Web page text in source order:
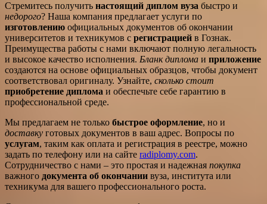
Стремитесь получить настоящий диплом вуза быстро и
недорого? Наша компания предлагает услуги по
изготовлению официальных документов об окончании
университетов и техникумов с регистрацией в Гознак.
Преимущества работы с нами включают полную легальность
и высокое качество исполнения. Бланк диплома и приложение
создаются на основе официальных образцов, чтобы документ
соответствовал оригиналу. Узнайте, сколько стоит
приобретение диплома и обеспечьте себе гарантию в
профессиональной среде.
Мы предлагаем не только быстрое оформление, но и
доставку готовых документов в ваш адрес. Вопросы по
услугам, таким как оплата и регистрация в реестре, можно
задать по телефону или на сайте radiplomy.com.
Сотрудничество с нами – это простая и надежная покупка
важного документа об окончании вуза, института или
техникума для вашего профессионального роста.